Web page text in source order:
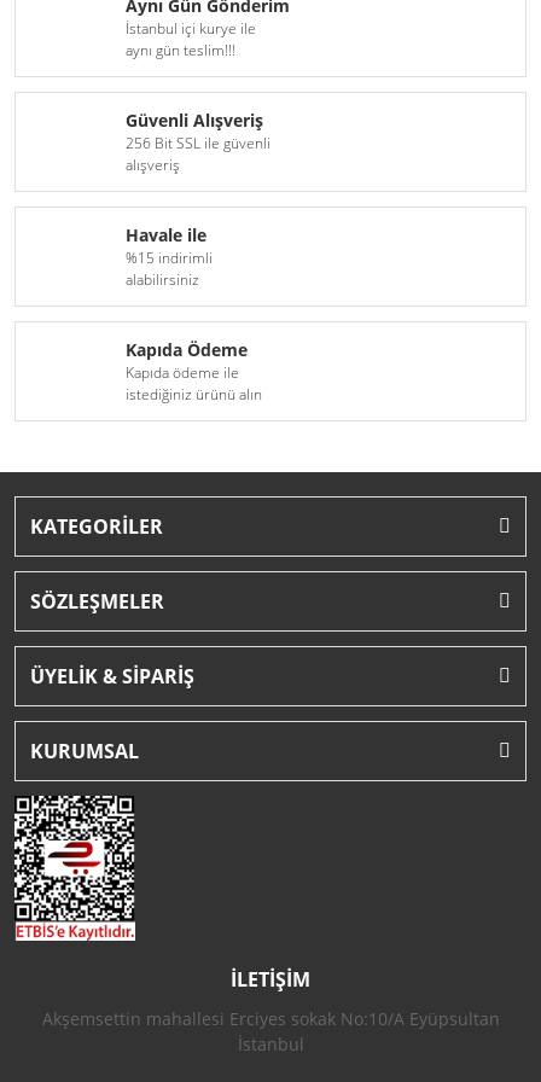
Aynı Gün Gönderim
İstanbul içi kurye ile
aynı gün teslim!!!
Güvenli Alışveriş
256 Bit SSL ile güvenli
alışveriş
Havale ile
%15 indirimli
alabilirsiniz
Kapıda Ödeme
Kapıda ödeme ile
istediğiniz ürünü alın
KATEGORİLER
SÖZLEŞMELER
ÜYELİK & SİPARİŞ
KURUMSAL
İLETİŞİM
Akşemsettin mahallesi Erciyes sokak No:10/A Eyüpsultan
İstanbul